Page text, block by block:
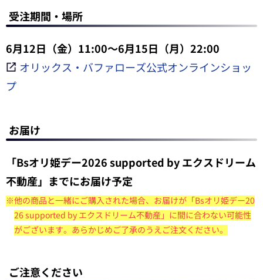
受注期間・場所
6月12日（金）11:00～6月15日（月）22:00
オリックス・バファローズ公式オンラインショッ
プ
お届け
「Bsオリ姫デー2026 supported by エクスドリーム
不動産」までにお届け予定
※他の商品と一緒にご購入された場合、お届けが「Bsオリ姫デー20
26 supported by エクスドリーム不動産」に間に合わない可能性
がございます。あらかじめご了承のうえご注文ください。
ご注意ください